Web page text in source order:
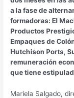
a la fase de
formadoras: El
Productos
Empaques de
Hutchison Ports,
remuneración
que tiene
Mariela Salgado,